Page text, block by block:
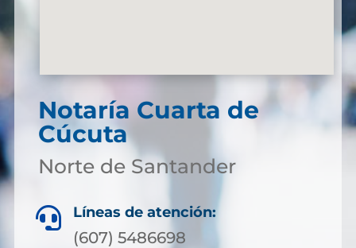
Notaría Cuarta de
Cúcuta
Norte de Santander
 Líneas de atención:
(607) 5486698